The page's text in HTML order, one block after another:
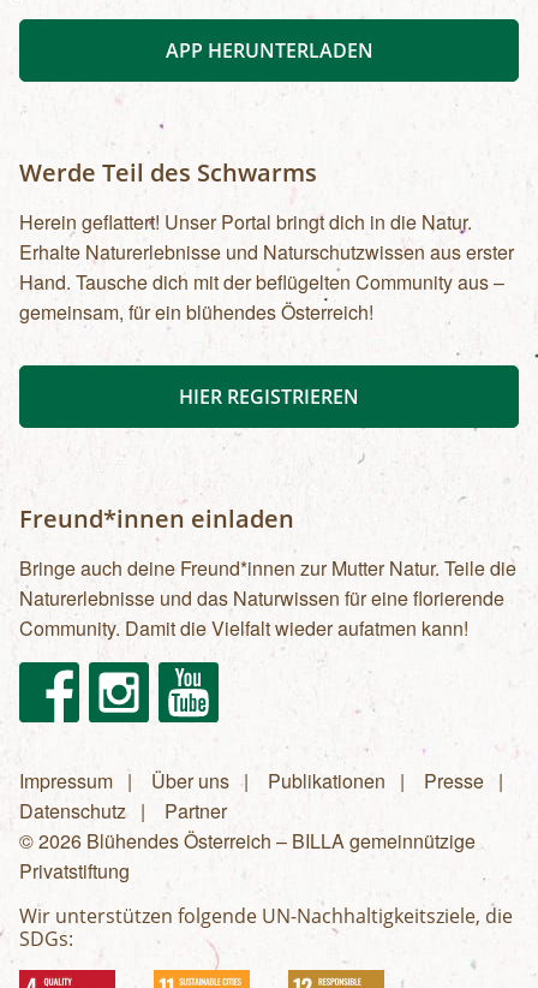
APP HERUNTERLADEN
Werde Teil des Schwarms
Herein geflattert! Unser Portal bringt dich in die Natur.
Erhalte Naturerlebnisse und Naturschutzwissen aus erster
Hand. Tausche dich mit der beflügelten Community aus –
gemeinsam, für ein blühendes Österreich!
HIER REGISTRIEREN
Freund*innen einladen
Bringe auch deine Freund*innen zur Mutter Natur. Teile die
Naturerlebnisse und das Naturwissen für eine florierende
Community. Damit die Vielfalt wieder aufatmen kann!
FacebookInstagram Youtube
Fußzeilenmenü
Impressum Über uns Publikationen
Presse
Datenschutz
Partner
© 2026 Blühendes Österreich – BILLA gemeinnützige
Privatstiftung
Wir unterstützen folgende UN-Nachhaltigkeitsziele, die
SDGs: